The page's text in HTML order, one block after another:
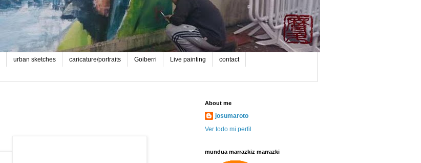
urban sketches caricature/portraits Goiberri Live painting contact
About me
josumaroto
Ver todo mi perfil
mundua marrazkiz marrazki